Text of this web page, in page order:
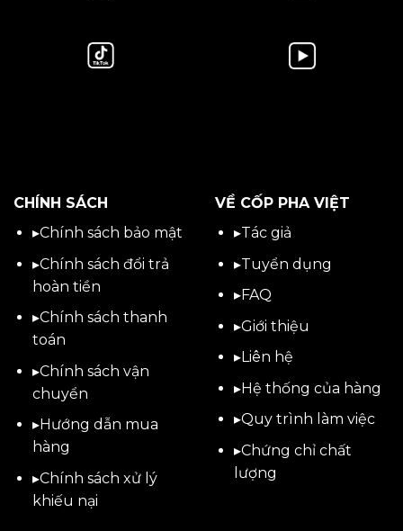
CHÍNH SÁCH
▸Chính sách bảo mật
▸Chính sách đổi trả
hoàn tiền
▸Chính sách thanh
toán
▸Chính sách vận
chuyển
▸Hướng dẫn mua
hàng
▸Chính sách xử lý
khiếu nại
VỀ CỐP PHA VIỆT
▸Tác giả
▸Tuyển dụng
▸FAQ
▸Giới thiệu
▸Liên hệ
▸Hệ thống của hàng
▸Quy trình làm việc
▸Chứng chỉ chất
lượng